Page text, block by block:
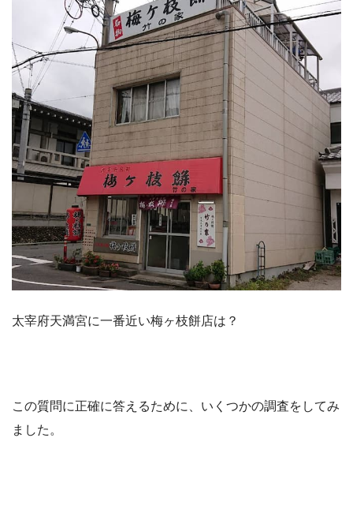
太宰府天満宮に一番近い梅ヶ枝餅店は？
この質問に正確に答えるために、いくつかの調査をしてみ
ました。